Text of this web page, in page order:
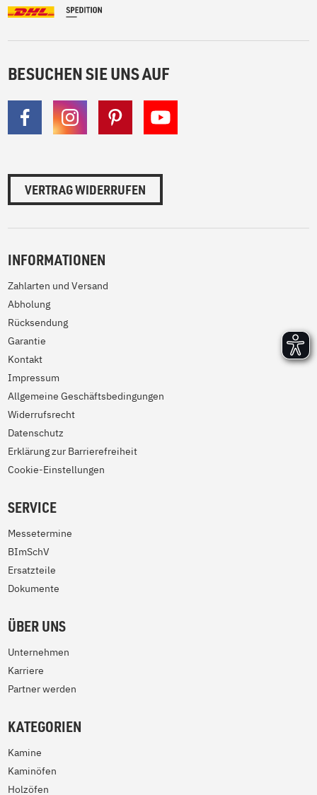
BESUCHEN SIE UNS AUF
VERTRAG WIDERRUFEN
INFORMATIONEN
Zahlarten und Versand
Abholung
Rücksendung
Garantie
Kontakt
Impressum
Allgemeine Geschäftsbedingungen
Widerrufsrecht
Datenschutz
Erklärung zur Barrierefreiheit
Cookie-Einstellungen
SERVICE
Messetermine
BImSchV
Ersatzteile
Dokumente
ÜBER UNS
Unternehmen
Karriere
Partner werden
KATEGORIEN
Kamine
Kaminöfen
Holzöfen